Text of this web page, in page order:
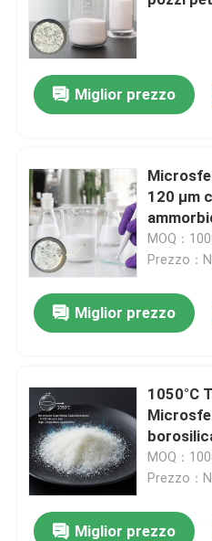
Microsfere di vetro delle
Microbubbles di vetro
Perle di vetro vuote
Micro bolle di vetro
microsfere vuote
Microsfere di vetro
Micro sfere di vetro
Tutti i prodotti
Miglior prezzo
120 μm
per
MOQ：
Prezzo：
Miglior prezzo
1050°C
MOQ：
Prezzo：
Miglior prezzo